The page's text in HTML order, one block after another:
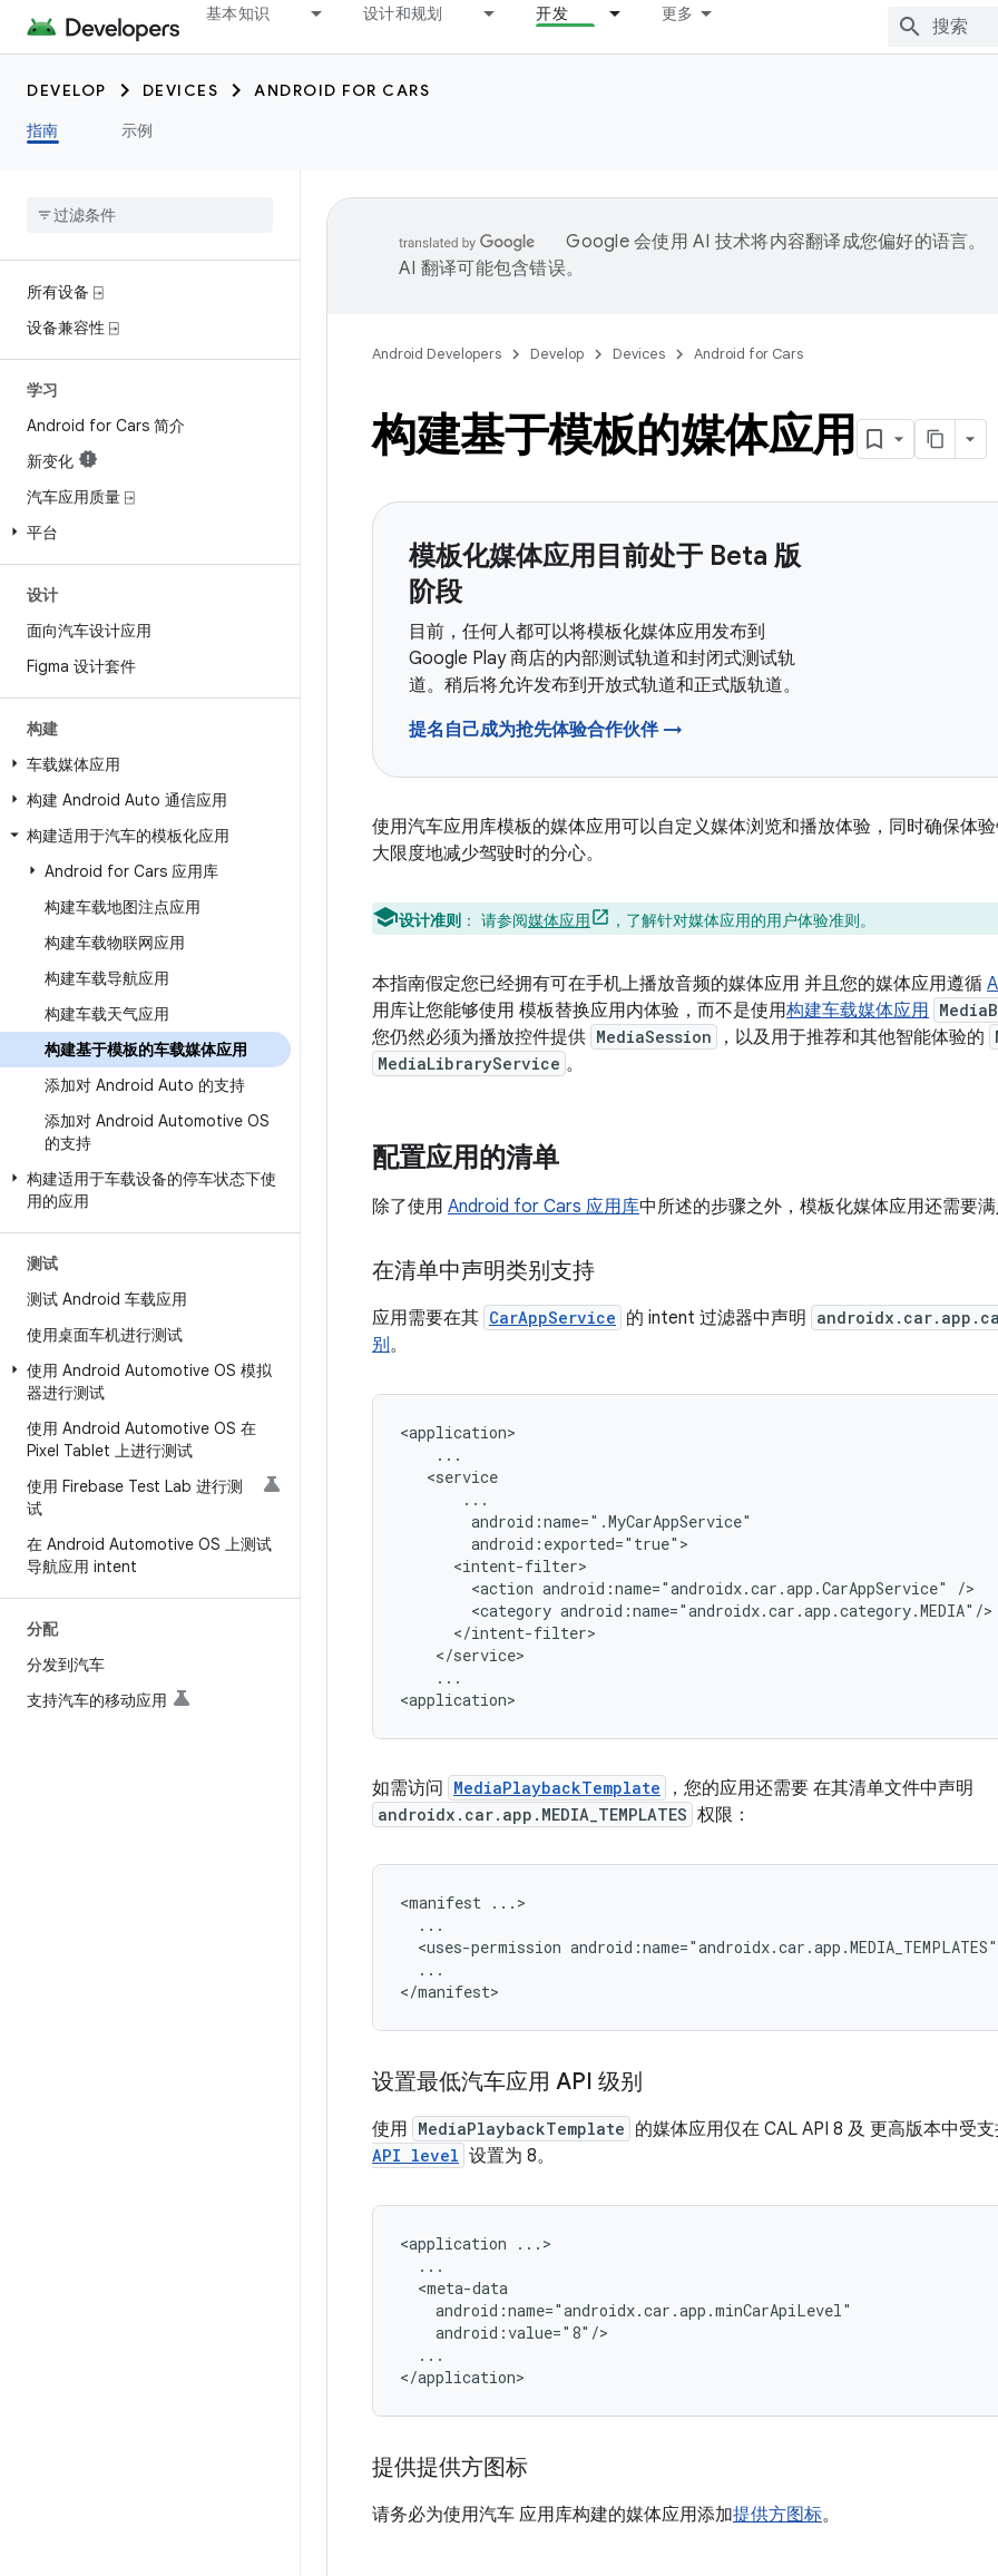
基本知识 设计和规划 开发 更多
DEVELOP DEVICES
ANDROID FOR CARS
指南
示例
所有设备 ⍈
设备兼容性 ⍈
学习
Android for Cars 简介
新变化
汽车应用质量 ⍈
平台
设计
面向汽车设计应用
Figma 设计套件
构建
车载媒体应用
构建 Android Auto 通信应用
构建适用于汽车的模板化应用
Android for Cars 应用库
构建车载地图注点应用
构建车载物联网应用
构建车载导航应用
构建车载天气应用
构建基于模板的车载媒体应用
添加对 Android Auto 的支持
添加对 Android Automotive OS
的支持
构建适用于车载设备的停车状态下使
用的应用
测试
测试 Android 车载应用
使用桌面车机进行测试
使用 Android Automotive OS 模拟
器进行测试
使用 Android Automotive OS 在
Pixel Tablet 上进行测试
使用 Firebase Test Lab 进行测
试
在 Android Automotive OS 上测试
导航应用 intent
分配
分发到汽车
支持汽车的移动应用
Google 会使用 AI 技术将内容翻译成您偏好的语言。
AI 翻译可能包含错误。
Android Developers Develop Devices Android for Cars
构建基于模板的媒体应用
模板化媒体应用目前处于 Beta 版
阶段
目前，任何人都可以将模板化媒体应用发布到
Google Play 商店的内部测试轨道和封闭式测试轨
道。稍后将允许发布到开放式轨道和正式版轨道。
提名自己成为抢先体验合作伙伴 →
使用汽车应用库模板的媒体应用可以自定义媒体浏览和播放体验，同时确保体
大限度地减少驾驶时的分心。
设计准则 ： 请参阅媒体应用 ，了解针对媒体应用的用户体验准则。
本指南假定您已经拥有可在手机上播放音频的媒体应用 并且您的媒体应用遵循
用库让您能够使用 模板替换应用内体验，而不是使用构建车载媒体应用
您仍然必须为播放控件提供 MediaSession ，以及用于推荐和其他智能体验的
MediaLibraryService 。
配置应用的清单
除了使用 Android for Cars 应用库中所述的步骤之外，模板化媒体应用还需要
在清单中声明类别支持
应用需要在其 CarAppService 的 intent 过滤器中声明
别。
<action android:name="androidx.car.app.CarAppService"
<category
...
如需访问 MediaPlaybackTemplate ，您的应用还需要 在其清单文件中声明
androidx.car.app.MEDIA_TEMPLATES 权限：
<manifest
<uses-permission
...
设置最低汽车应用 API 级别
使用 MediaPlaybackTemplate 的媒体应用仅在 CAL API 8 及 更高版本中受
API level 设置为 8。
<application
...
提供提供方图标
请务必为使用汽车 应用库构建的媒体应用添加提供方图标。